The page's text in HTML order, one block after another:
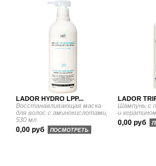
LADOR HYDRO LPP...
Восстанавливающая маска
для волос с аминокислотами,
530 мл
0,00 руб ПОСМОТРЕТЬ
LADOR
Шампунь с
и
0,00 руб